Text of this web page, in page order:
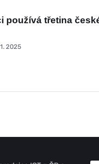
používá třetina
2025